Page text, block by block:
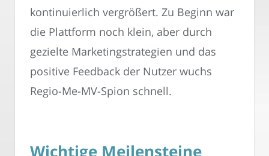
kontinuierlich vergrößert. Zu Beginn war
die Plattform noch klein, aber durch
gezielte Marketingstrategien und das
positive Feedback der Nutzer wuchs
Regio-Me-MV-Spion schnell.
Wichtige Meilensteine